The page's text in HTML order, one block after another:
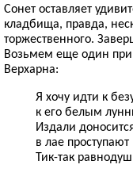
Сонет оставляет
кладбища, правда,
торжественного.
Возьмем еще один
Верхарна:
Я хочу идти к
к его белым
Издали
в лае
Тик-так